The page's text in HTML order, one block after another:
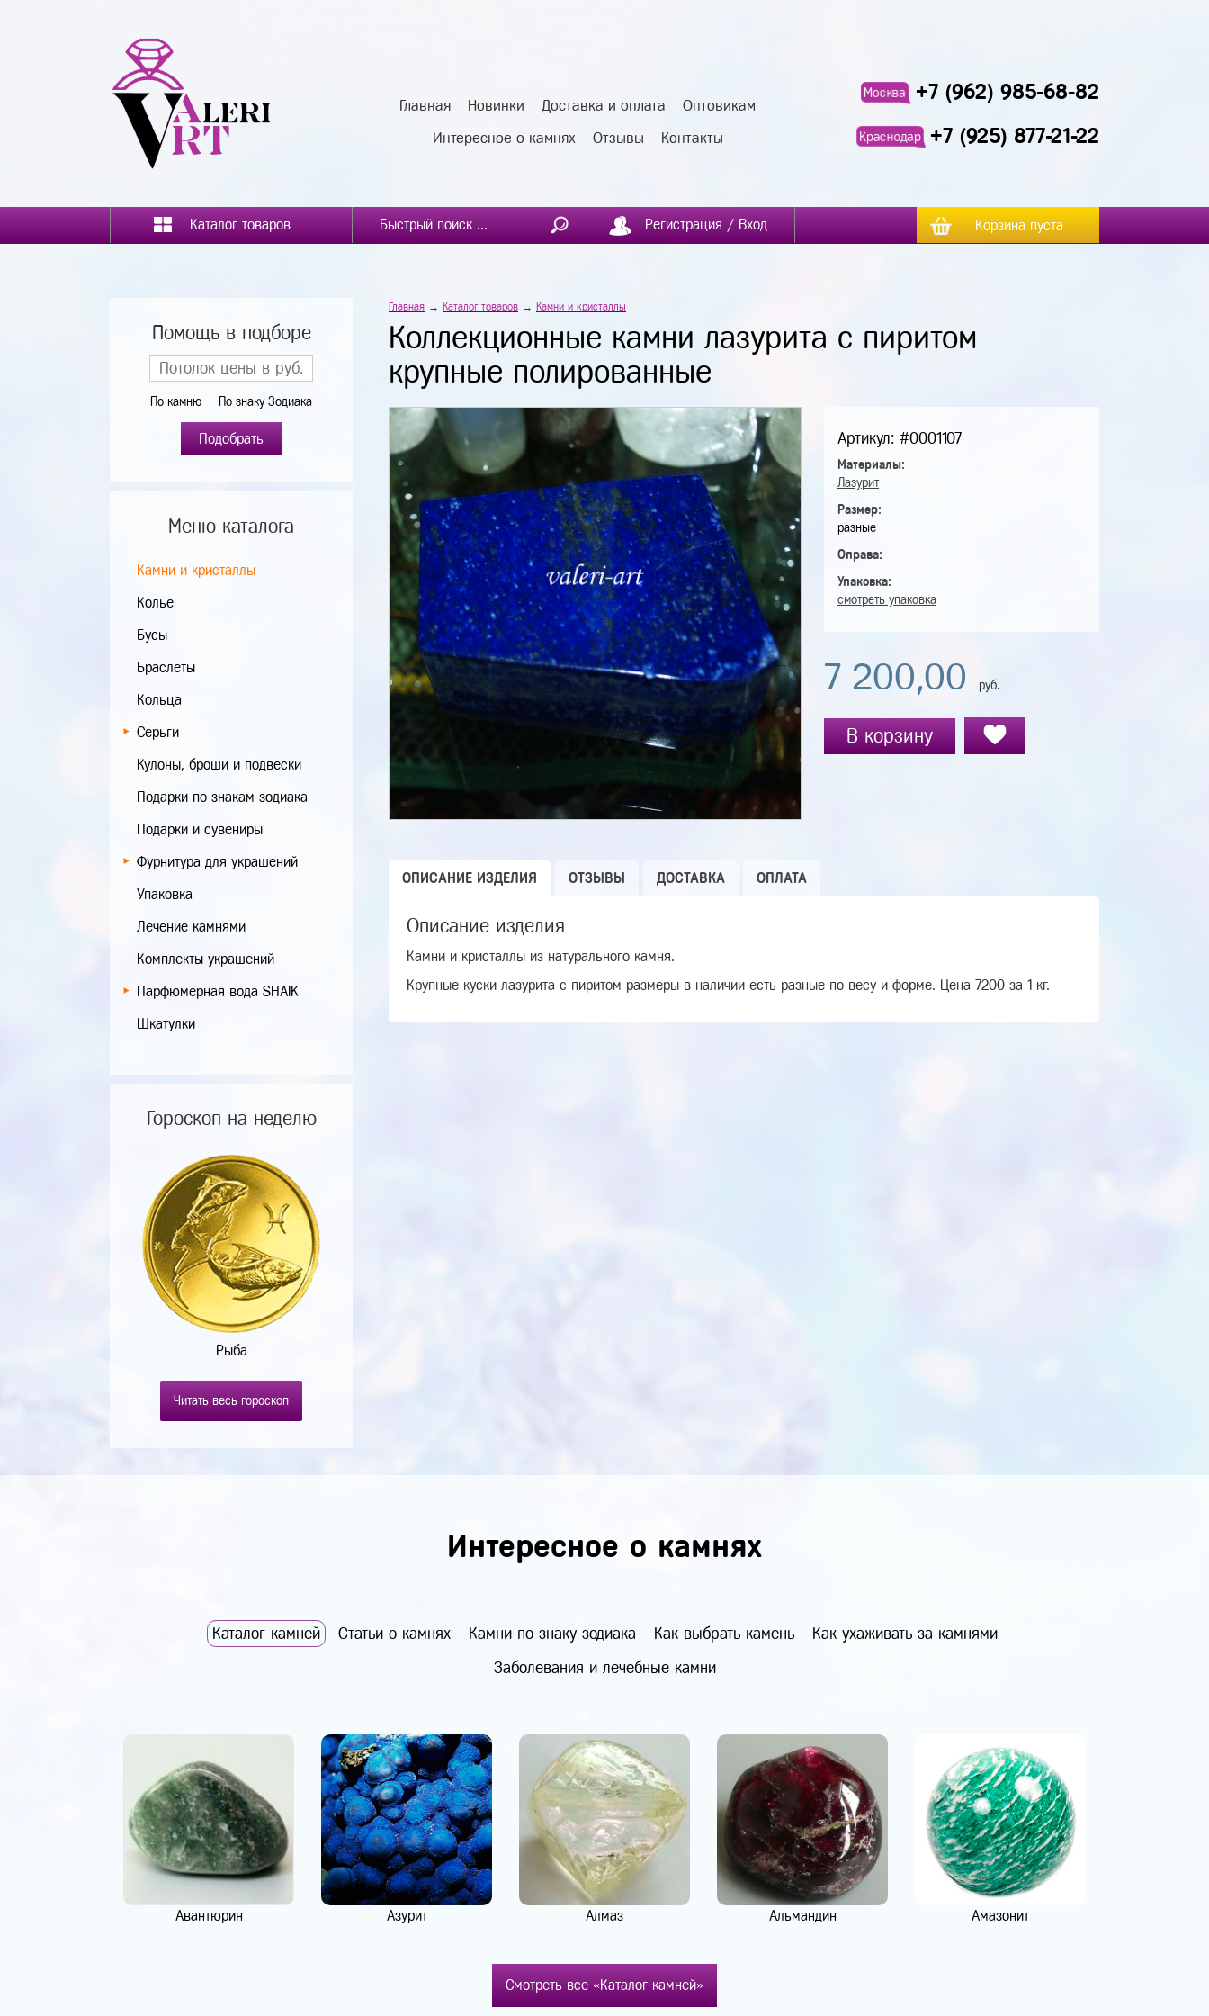
Главная Новинки Доставка и оплата Оптовикам
Интересное о камнях Отзывы Контакты
Москва +7 (962) 985-68-82
Краснодар +7 (925) 877-21-22
Каталог товаров Регистрация / Вход Корзина пуста
Помощь в подборе
По камню По знаку Зодиака
Подобрать
Меню каталога
Камни и кристаллы
Колье
Бусы
Браслеты
Кольца
Серьги
Кулоны, броши и подвески
Подарки по знакам зодиака
Подарки и сувениры
Фурнитура для украшений
Упаковка
Лечение камнями
Комплекты украшений
Парфюмерная вода SHAIK
Шкатулки
Гороскоп на неделю
Рыба
Читать весь гороскоп
Главная → Каталог товаров → Камни и кристаллы
Коллекционные камни лазурита с пиритом
крупные полированные
Артикул: #0001107
Материалы:
Лазурит
Размер:
разные
Оправа:
Упаковка:
смотреть упаковка
7 200,00 руб.
В корзину
ОПИСАНИЕ ИЗДЕЛИЯ ОТЗЫВЫ ДОСТАВКА ОПЛАТА
Описание изделия
Камни и кристаллы из натурального камня.
Крупные куски лазурита с пиритом-размеры в наличии есть разные по весу и форме. Цена 7200 за 1 кг.
Интересное о камнях
Каталог камней Статьи о камнях Камни по знаку зодиака Как выбрать камень Как ухаживать за камнями
Заболевания и лечебные камни
Авантюрин Азурит Алмаз Альмандин Амазонит
Смотреть все «Каталог камней»